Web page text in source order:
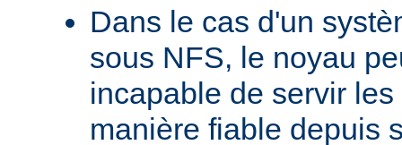
Dans le cas d'un
sous NFS, le noyau
incapable de servir
manière fiable depuis